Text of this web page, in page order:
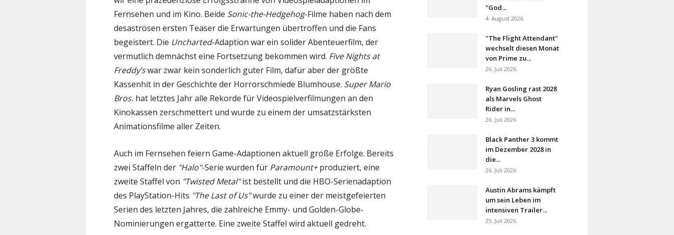
Fernsehen und im Kino. Beide Sonic-the-Hedgehog-Filme haben nach dem
desaströsen ersten Teaser die Erwartungen übertroffen und die Fans
begeistert. Die Uncharted-Adaption war ein solider Abenteuerfilm, der
vermutlich demnächst eine Fortsetzung bekommen wird. Five Nights at
Freddy’swar zwar kein sonderlich guter Film, dafür aber der größte
Kassenhit in der Geschichte der Horrorschmiede Blumhouse. Super Mario
Bros. hat letztes Jahr alle Rekorde für Videospielverfilmungen an den
Kinokassen zerschmettert und wurde zu einem der umsatzstärksten
Animationsfilme aller Zeiten.
Auch im Fernsehen feiern Game-Adaptionen aktuell große Erfolge. Bereits
zwei Staffeln der "Halo"-Serie wurden für Paramount+produziert, eine
zweite Staffel von "Twisted Metal"ist bestellt und die HBO-Serienadaption
des PlayStation-Hits "The Last of Us"wurde zu einer der meistgefeierten
Serien des letzten Jahres, die zahlreiche Emmy- und Golden-Globe-
Nominierungen ergatterte. Eine zweite Staffel wird aktuell gedreht.
"God...
4. August 2026
"The Flight Attendant"
wechselt diesen Monat
von Prime zu...
26. Juli 2026
Ryan Gosling rast 2028
als Marvels Ghost
Rider in...
26. Juli 2026
Black Panther 3 kommt
im Dezember 2028 in
die...
26. Juli 2026
Austin Abrams kämpft
um sein Leben im
intensiven Trailer...
25. Juli 2026